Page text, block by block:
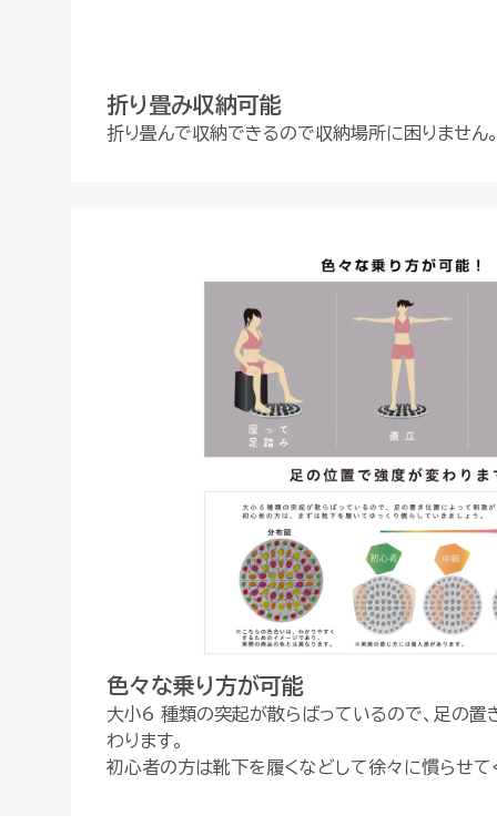
折り畳み収納可能
折り畳んで収納できるので収納場所に困りません
色々な乗り方が可能
大小6 種類の突起が散らばっているので、足の置
わります。
初心者の方は靴下を履くなどして徐々に慣らせて